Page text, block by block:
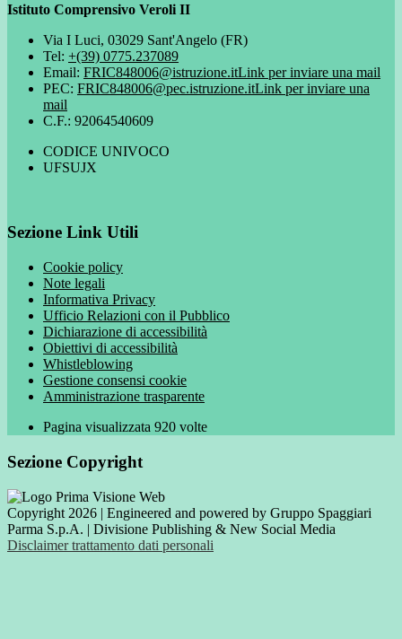
Istituto Comprensivo Veroli II
Via I Luci, 03029 Sant'Angelo (FR)
Tel: +(39) 0775.237089
Email: FRIC848006@istruzione.itLink per inviare una mail
PEC: FRIC848006@pec.istruzione.itLink per inviare una
mail
C.F.: 92064540609
CODICE UNIVOCO
UFSUJX
Sezione Link Utili
Cookie policy
Note legali
Informativa Privacy
Ufficio Relazioni con il Pubblico
Dichiarazione di accessibilità
Obiettivi di accessibilità
Whistleblowing
Gestione consensi cookie
Amministrazione trasparente
Pagina visualizzata 920 volte
Sezione Copyright
Copyright 2026 | Engineered and powered by Gruppo Spaggiari
Parma S.p.A. | Divisione Publishing & New Social Media
Disclaimer trattamento dati personali